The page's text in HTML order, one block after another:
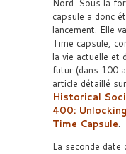
Nord. Sous la
capsule a donc
lancement. Elle
Time capsule,
la vie actuelle et
futur (dans 100
article détaillé
Historical
400:
Time Capsule.
La seconde date